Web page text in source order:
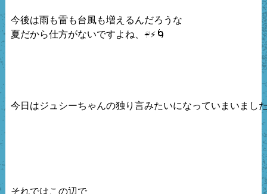
今後は雨も雷も台風も増えるんだろうな
夏だから仕方がないですよね、☔⚡🌀
今日はジュシーちゃんの独り言みたいになっていまい
それではこの辺で